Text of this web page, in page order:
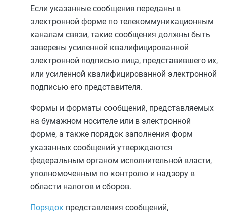
Если указанные сообщения переданы в
электронной форме по телекоммуникационным
каналам связи, такие сообщения должны быть
заверены усиленной квалифицированной
электронной подписью лица, представившего их,
или усиленной квалифицированной электронной
подписью его представителя.
Формы и форматы сообщений, представляемых
на бумажном носителе или в электронной
форме, а также порядок заполнения форм
указанных сообщений утверждаются
федеральным органом исполнительной власти,
уполномоченным по контролю и надзору в
области налогов и сборов.
Порядок представления сообщений,